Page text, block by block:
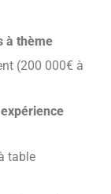
à thème
(200 000€ à
expérience
table